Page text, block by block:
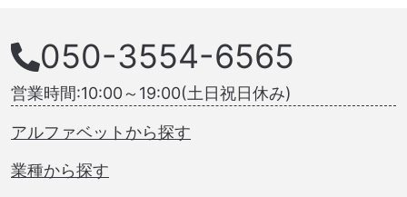
050-3554-6565
営業時間:10:00～19:00(土日祝日休み)
アルファベットから探す
業種から探す